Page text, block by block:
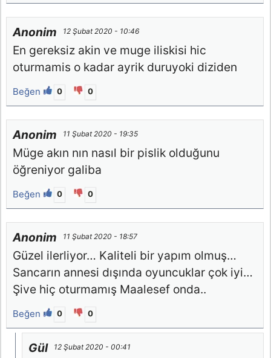
Anonim 12 Şubat 2020 - 10:46
En gereksiz akin ve muge iliskisi hic
oturmamis o kadar ayrik duruyoki diziden
Beğen 0 0
Anonim 11 Şubat 2020 - 19:35
Müge akın nın nasıl bir pislik olduğunu
öğreniyor galiba
Beğen 0 0
Anonim 11 Şubat 2020 - 18:57
Güzel ilerliyor… Kaliteli bir yapım olmuş…
Sancarın annesi dışında oyuncuklar çok iyi…
Şive hiç oturmamış Maalesef onda..
Beğen 0 0
Gül 12 Şubat 2020 - 00:41